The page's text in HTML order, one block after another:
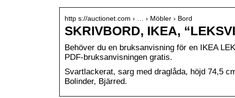
http s://auctionet.com › … › Möbler › Bord
SKRIVBORD, IKEA,
Behöver du en bruksanvisning för en IKEA
PDF-bruksanvisningen gratis.
Svartlackerat, sarg med draglåda, höjd 74,5
Bolinder, Bjärred.